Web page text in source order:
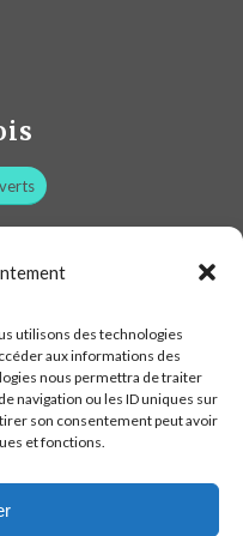
utilisons des technologies
aux informations des
nous permettra de traiter
navigation ou les ID uniques sur
son consentement peut avoir
et fonctions.